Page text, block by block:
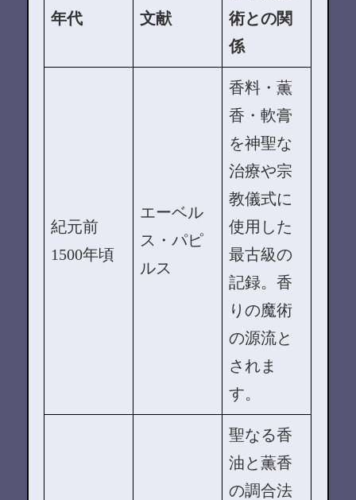
年代 文献
術との関
係
紀元前
1500年頃
エーベル
ス・パピ
ルス
香料・薫
香・軟膏
を神聖な
治療や宗
教儀式に
使用した
最古級の
記録。香
りの魔術
の源流と
されま
す。
聖なる香
油と薫香
の調合法